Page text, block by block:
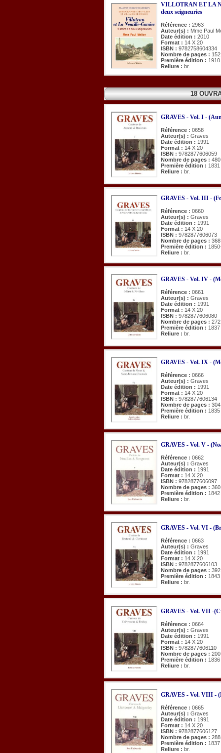
VILLOTRAN ET LA
deux seigneuries
Référence : 2963
Auteur(s) : Mme Paul
Date édition : 2010
Format : 14 X 20
ISBN : 9782758604334
Nombre de pages : 152
Première édition : 1910
Reliure : br.
18
GRAVES - Vol. I -
Référence : 0658
Auteur(s) : Graves
Date édition : 1991
Format : 14 X 20
ISBN : 9782877606059
Nombre de pages : 480
Première édition : 1831
Reliure : br.
GRAVES - Vol. III -
Référence : 0660
Auteur(s) : Graves
Date édition : 1991
Format : 14 X 20
ISBN : 9782877606073
Nombre de pages : 368
Première édition :
Reliure : br.
GRAVES - Vol. IV -
Référence : 0661
Auteur(s) : Graves
Date édition : 1991
Format : 14 X 20
ISBN : 9782877606080
Nombre de pages : 272
Première édition : 1837
Reliure : br.
GRAVES - Vol. IX -
Référence : 0666
Auteur(s) : Graves
Date édition : 1991
Format : 14 X 20
ISBN : 9782877606134
Nombre de pages : 304
Première édition : 1835
Reliure : br.
GRAVES - Vol. V -
Référence : 0662
Auteur(s) : Graves
Date édition : 1991
Format : 14 X 20
ISBN : 9782877606097
Nombre de pages : 360
Première édition : 1842
Reliure : br.
GRAVES - Vol. VI -
Référence : 0663
Auteur(s) : Graves
Date édition : 1991
Format : 14 X 20
ISBN : 9782877606103
Nombre de pages : 392
Première édition : 1843
Reliure : br.
GRAVES - Vol. VII -
Référence : 0664
Auteur(s) : Graves
Date édition : 1991
Format : 14 X 20
ISBN : 9782877606110
Nombre de pages : 200
Première édition : 1836
Reliure : br.
GRAVES - Vol. VIII -
Référence : 0665
Auteur(s) : Graves
Date édition : 1991
Format : 14 X 20
ISBN : 9782877606127
Nombre de pages : 288
Première édition : 1837
Reliure : br.